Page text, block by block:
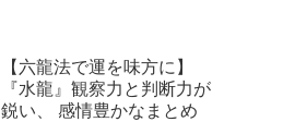
【六龍法で運を味方に】
『水龍』観察力と判断力が
鋭い、 感情豊かなまとめ